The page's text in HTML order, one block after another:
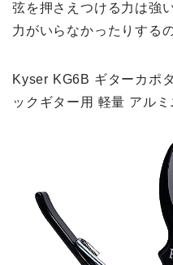
弦を押さえつける力は強
力がいらなかったりする
Kyser KG6B ギターカポ
ックギター用 軽量 アルミ